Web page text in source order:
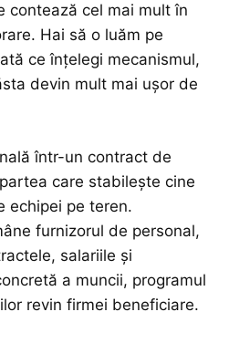
contează cel mai mult în
Hai să o luăm pe
ce înțelegi mecanismul,
devin mult mai ușor de
într-un contract de
care stabilește cine
echipei pe teren.
furnizorul de personal,
salariile și
a muncii, programul
revin firmei beneficiare.